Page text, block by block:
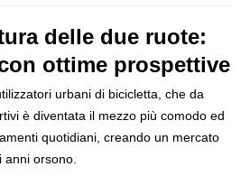
delle due ruote:
ottime prospettive
urbani di bicicletta, che da
è diventata il mezzo più comodo ed
quotidiani, creando un mercato
orsono.